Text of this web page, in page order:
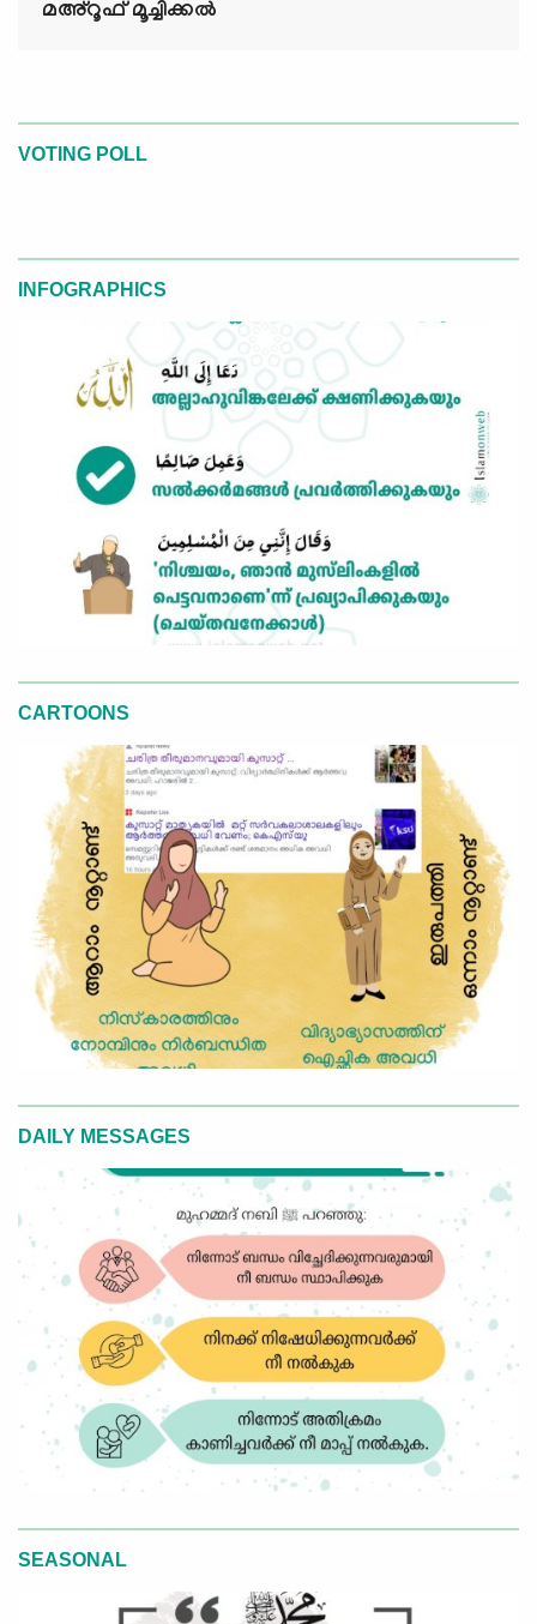
മഅ്റൂഫ് മൂച്ചിക്കല്‍
VOTING POLL
INFOGRAPHICS
CARTOONS
DAILY MESSAGES
SEASONAL